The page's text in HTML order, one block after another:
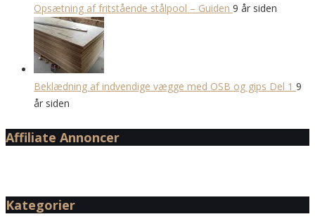
Opsætning af fritstående stålpool – Guiden 9 år siden
Beklædning af indvendige vægge med OSB og gips Del 1 9
år siden
Affiliate Annoncer
Kategorier